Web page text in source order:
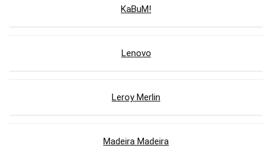
KaBuM!
Lenovo
Leroy Merlin
Madeira Madeira